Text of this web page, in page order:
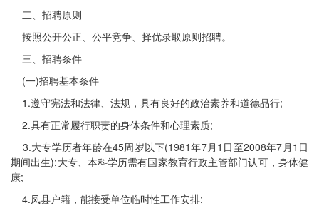
二、招聘原则
按照公开公正、公平竞争、择优录取原则招聘。
三、招聘条件
(一)招聘基本条件
1.遵守宪法和法律、法规，具有良好的政治素养和道德品行;
2.具有正常履行职责的身体条件和心理素质;
3.大专学历者年龄在45周岁以下(1981年7月1日至2008年7月1日
期间出生);大专、本科学历需有国家教育行政主管部门认可，身体健
康;
4.凤县户籍，能接受单位临时性工作安排;